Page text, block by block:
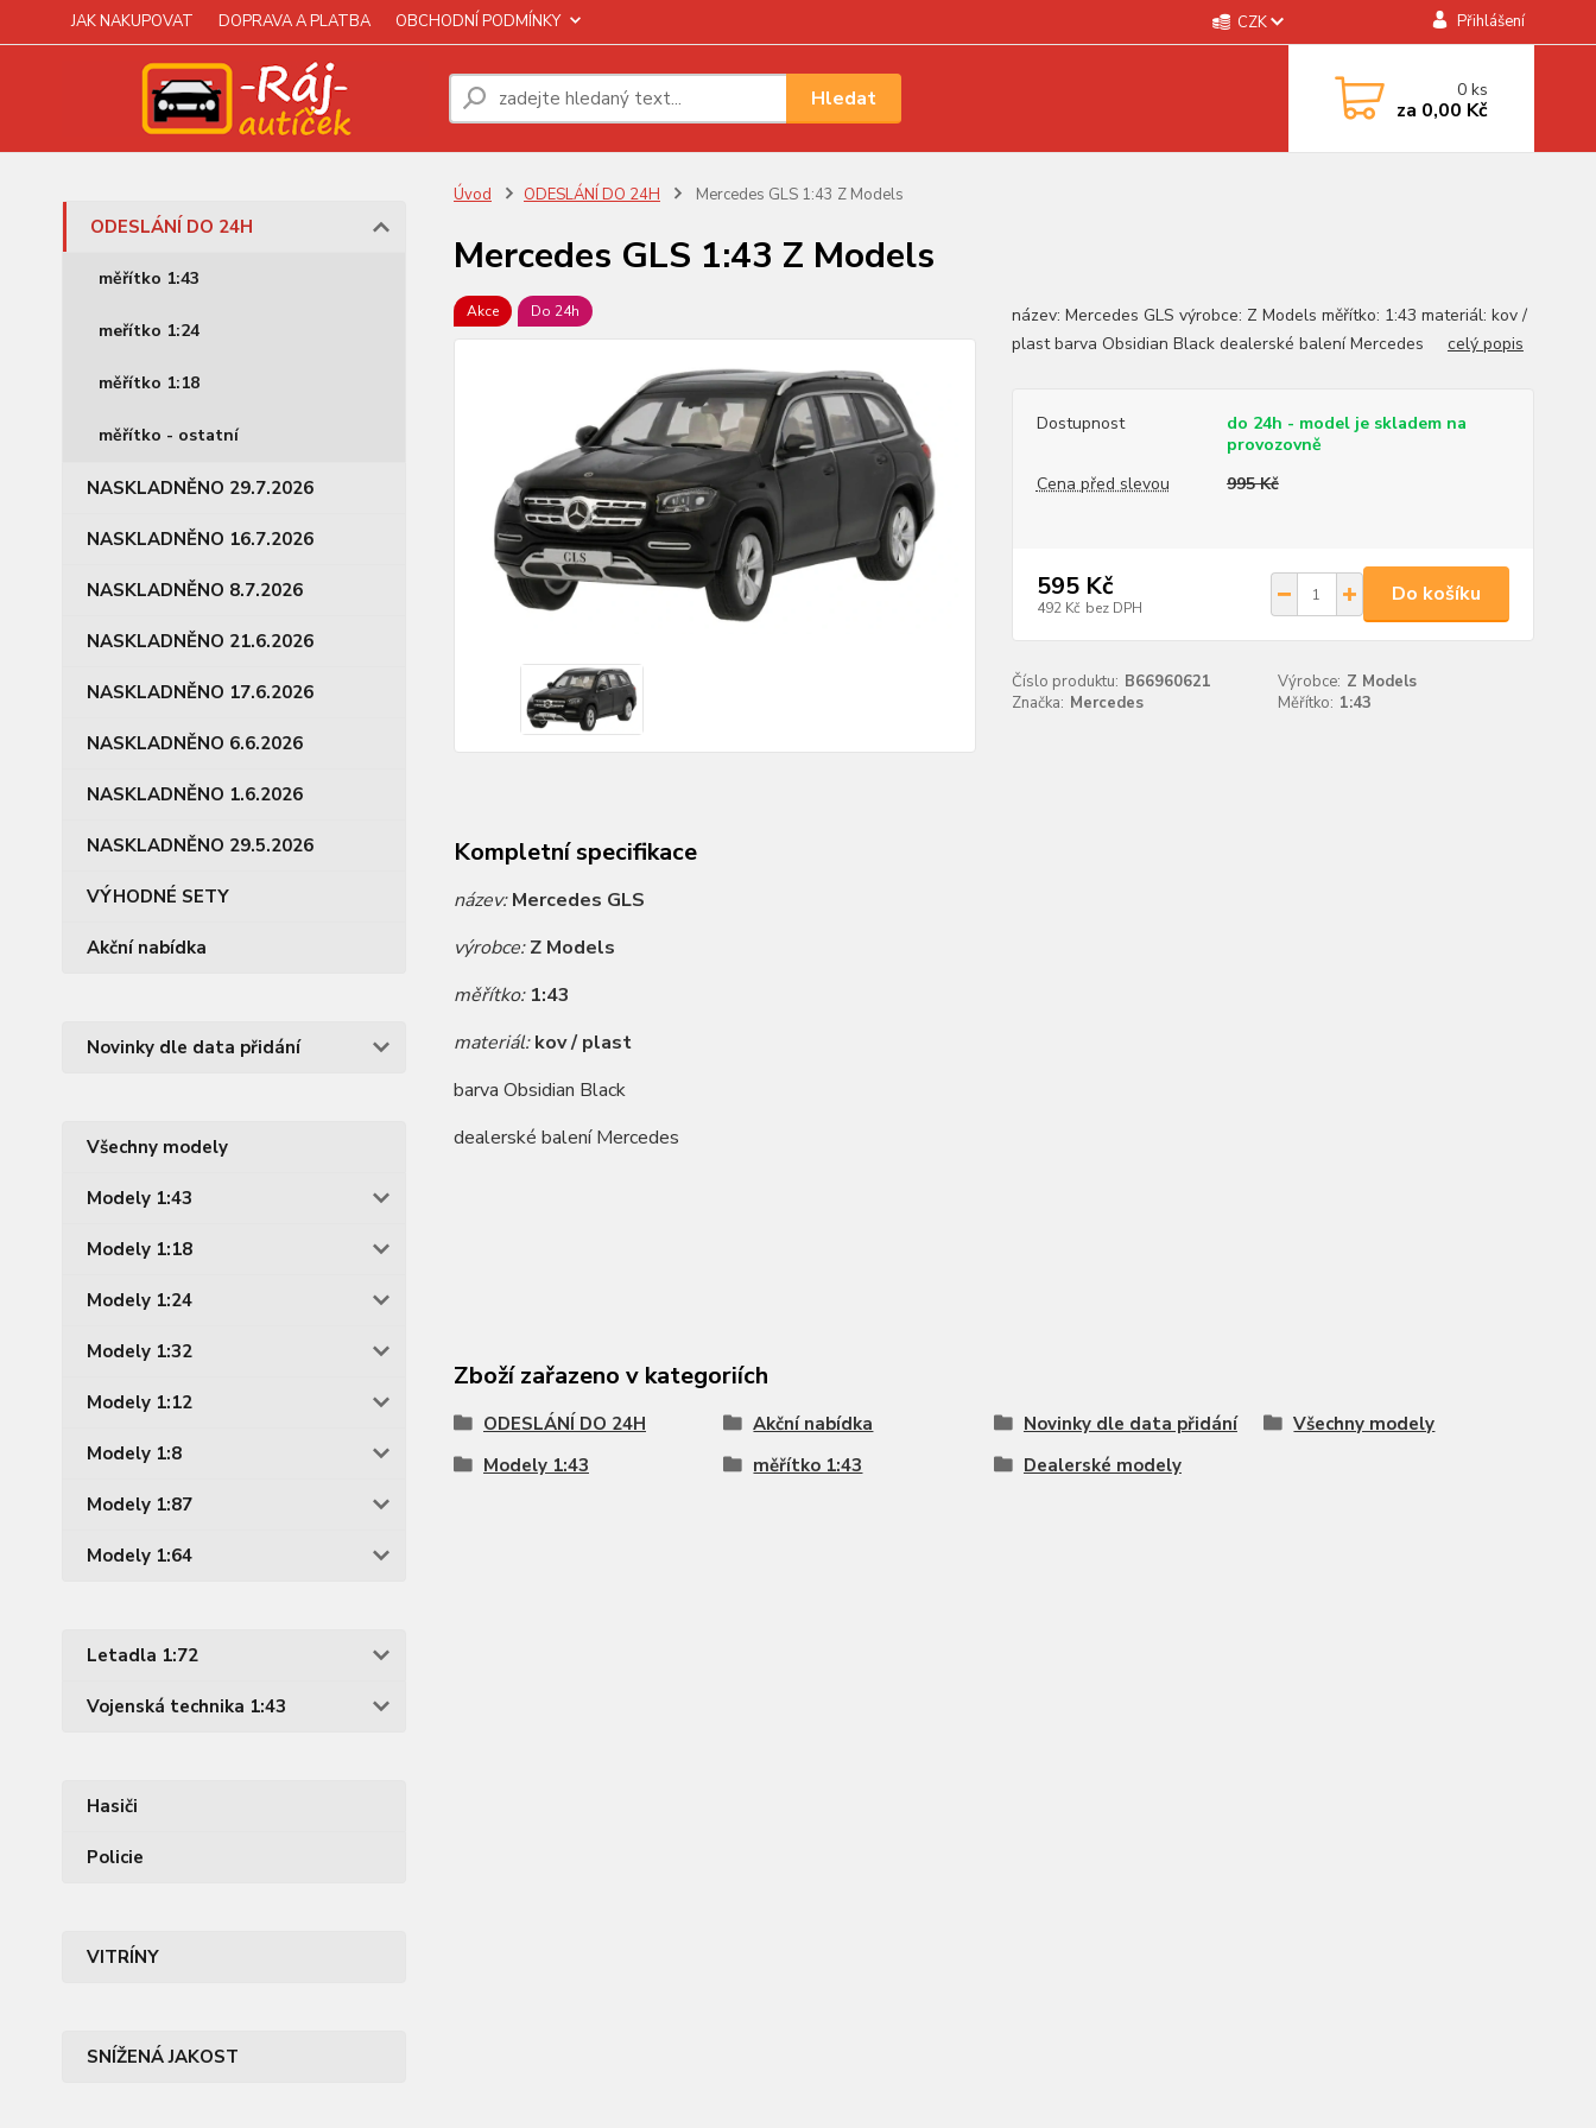
JAK NAKUPOVAT DOPRAVA A PLATBA OBCHODNÍ PODMÍNKY CZK Přihlášení
Hledat 0ks
za 0,00 Kč
ODESLÁNÍ DO 24H
měřítko 1:43
meřítko 1:24
měřítko 1:18
měřítko - ostatní
NASKLADNĚNO 29.7.2026
NASKLADNĚNO 16.7.2026
NASKLADNĚNO 8.7.2026
NASKLADNĚNO 21.6.2026
NASKLADNĚNO 17.6.2026
NASKLADNĚNO 6.6.2026
NASKLADNĚNO 1.6.2026
NASKLADNĚNO 29.5.2026
VÝHODNÉ SETY
Akční nabídka
Novinky dle data přidání
Všechny modely
Modely 1:43
Modely 1:18
Modely 1:24
Modely 1:32
Modely 1:12
Modely 1:8
Modely 1:87
Modely 1:64
Letadla 1:72
Vojenská technika 1:43
Hasiči
Policie
VITRÍNY
SNÍŽENÁ JAKOST
Úvod ODESLÁNÍ DO 24H Mercedes GLS 1:43 Z Models
Mercedes GLS 1:43 Z Models
Akce Do 24h
název: Mercedes GLS výrobce: Z Models měřítko: 1:43 materiál: kov /
plast barva Obsidian Black dealerské balení Mercedes celý popis
Dostupnost
do 24h - model je skladem na
provozovně
Cena před slevou
995 Kč
595 Kč
492 Kč bez DPH
Do košíku
Číslo produktu: B66960621 Výrobce: Z Models
Značka: Mercedes Měřítko: 1:43
Kompletní specifikace
název:Mercedes GLS
výrobce:Z Models
měřítko: 1:43
materiál:kov / plast
barva Obsidian Black
dealerské balení Mercedes
Zboží zařazeno v kategoriích
ODESLÁNÍ DO 24H Akční nabídka Novinky dle data přidání
Všechny modely
Modely 1:43
měřítko 1:43 Dealerské modely